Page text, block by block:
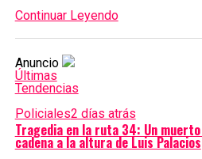
Continuar Leyendo
Anuncio
Últimas
Tendencias
Policiales2 días atrás
Tragedia en la ruta 34: Un
cadena a la altura de Luis Palacios